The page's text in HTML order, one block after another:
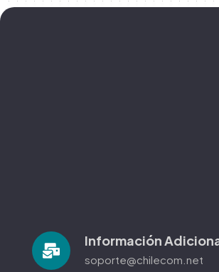
Información
soporte@chilecom.net